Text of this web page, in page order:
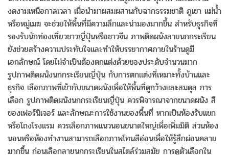
งดงามเหนือกาลเวลา เมื่อนำมาผสมผสานกับฉากธรรมชาติ ภูเขา แม่น้ำ
หรือหมู่เมฆ จะช่วยให้พื้นที่มีความลึกและน่ามองมากขึ้น สำหรับธุรกิจที่
รองรับนักท่องเที่ยวชาวญี่ปุ่นหรือชาวจีน ภาพติดผนังลายนกกระเรียน
ยังช่วยสร้างความประทับใจและทำให้บรรยากาศภายในร้านดูมี
เอกลักษณ์ โดยไม่จำเป็นต้องตกแต่งด้วยของประดับจำนวนมาก
รูปภาพติดผนังนกกระเรียนญี่ปุ่น กับการตกแต่งที่เหมาะทั้งบ้านและ
ธุรกิจ เลือกภาพที่เข้ากับขนาดผนังเพื่อให้พื้นที่ดูกว้างและสมดุล การ
เลือก รูปภาพติดผนังนกกระเรียนญี่ปุ่น ควรพิจารณาจากขนาดผนัง สี
ของเฟอร์นิเจอร์ และลักษณะการใช้งานของพื้นที่ หากเป็นห้องรับแขก
หรือโถงโรงแรม ควรเลือกภาพแนวนอนขนาดใหญ่เพื่อเพิ่มมิติ ส่วนห้อง
นอนหรือห้องทำงานสามารถเลือกภาพโทนสีอ่อนเพื่อให้รู้สึกผ่อนคลาย
มากขึ้น ก่อนเลือกลายนกกระเรียนในสไตล์ร่วมสมัย การดูตัวเลือกใน